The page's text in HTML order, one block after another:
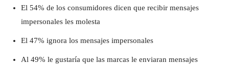
El 54% de los consumidores dicen que recibir mensajes
impersonales les molesta
El 47% ignora los mensajes impersonales
Al 49% le gustaría que las marcas le enviaran mensajes